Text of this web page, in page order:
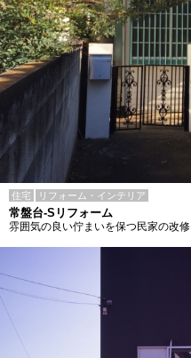
住宅 リフォーム・インテリア
常盤台-Sリフォーム
雰囲気の良い佇まいを保つ民家の改修